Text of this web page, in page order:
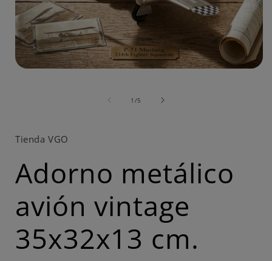
modal
1 /de5
Tienda VGO
Adorno metálico
avión vintage
35x32x13 cm.